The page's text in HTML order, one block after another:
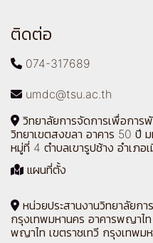
ติดต่อ
074-317689
umdc@tsu.ac.th
วิทยาลัยการจัดการเพื่อกา
วิทยาเขตสงขลา อาคาร 50 ปี
หมู่ที่ 4 ตำบลเขารูปช้าง อำเภ
แผนที่ตั้ง
หน่วยประสานงานวิทยาลัยก
กรุงเทพมหานคร อาคารพญาไ
พญาไท เขตราชเทวี กรุงเทพม